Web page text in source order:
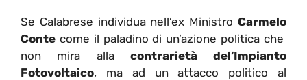
Se Calabrese individua nell’ex Ministro Carmelo
Conte come il paladino di un’azione politica che
non mira alla contrarietà del’Impianto
Fotovoltaico, ma ad un attacco politico al